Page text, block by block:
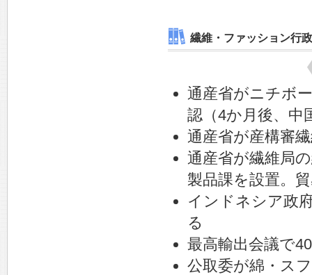
繊維・ファッション行政
通産省がニチボ
認（4か月後、中
通産省が産構審
通産省が繊維局
製品課を設置。
インドネシア政
る
最高輸出会議で
公取委が綿・ス